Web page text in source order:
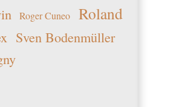
Roger Cuneo
Roland
Sven Bodenmüller